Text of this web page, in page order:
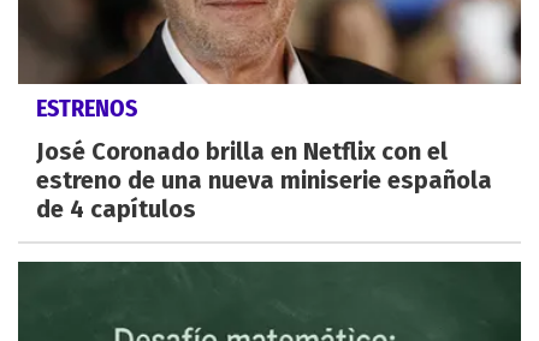
ESTRENOS
José Coronado brilla en Netflix con el
estreno de una nueva miniserie española
de 4 capítulos